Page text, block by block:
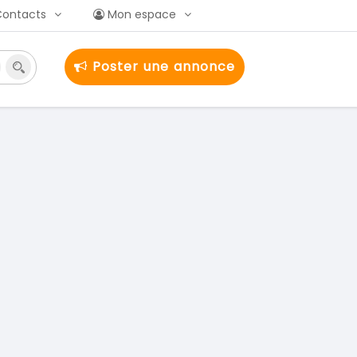
Mon espace
Poster une annonce